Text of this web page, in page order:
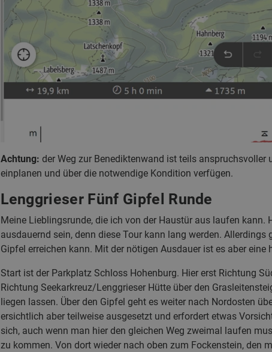
Achtung: der Weg zur Benediktenwand ist teils
einplanen und über die notwendige Kondition verfügen.
Lenggrieser Fünf Gipfel Runde
Meine Lieblingsrunde, die ich von der Haustür aus laufen
ausdauernd sein, denn diese Tour kann lang werden.
Gipfel erreichen kann. Mit der nötigen Ausdauer ist es aber
Start ist der Parkplatz Schloss Hohenburg. Hier erst Richtung
Richtung Seekarkreuz/Lenggrieser Hütte über den
liegen lassen. Über den Gipfel geht es weiter nach Nordosten
ersichtlich aber teilweise ausgesetzt und erfordert etwas
sich, auch wenn man hier den gleichen Weg zweimal laufen
zu kommen. Von dort wieder nach oben zum Fockenstein, den